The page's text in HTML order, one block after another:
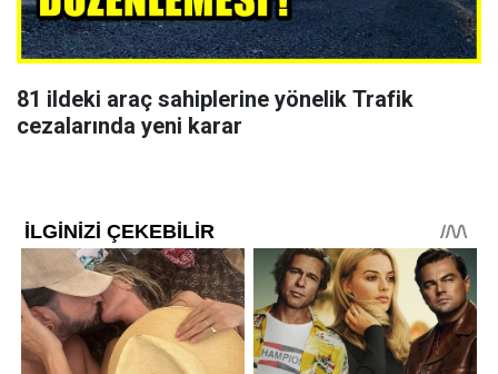
81 ildeki araç sahiplerine yönelik Trafik
cezalarında yeni karar